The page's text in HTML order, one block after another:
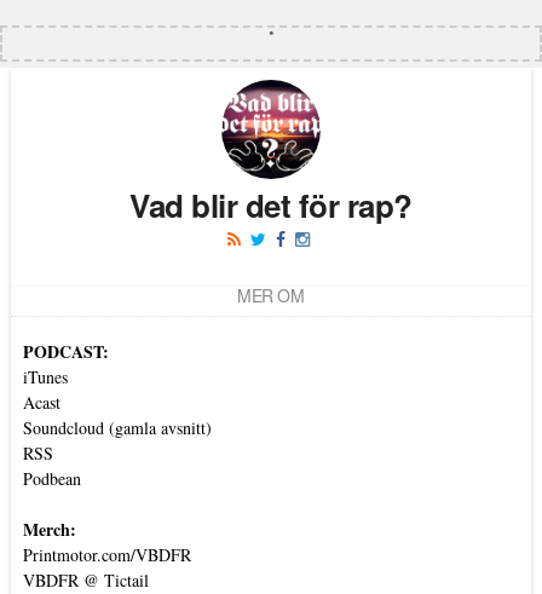
Vad blir det för rap?
MER OM
PODCAST:
iTunes
Acast
Soundcloud (gamla avsnitt)
RSS
Podbean
Merch:
Printmotor.com/VBDFR
VBDFR @ Tictail